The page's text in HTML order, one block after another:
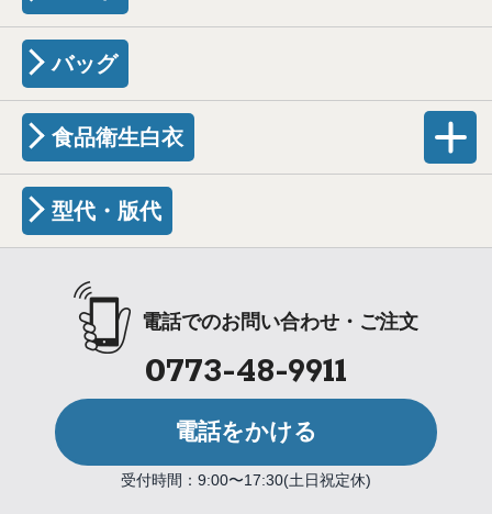
バッグ
食品衛生白衣
型代・版代
電話でのお問い合わせ・ご注文
0773-48-9911
電話をかける
受付時間：9:00〜17:30(土日祝定休)